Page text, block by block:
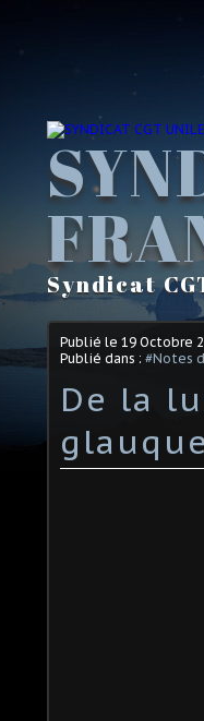
Syndicat
Publié le 19 Octobre
Publié dans : #Notes
De la